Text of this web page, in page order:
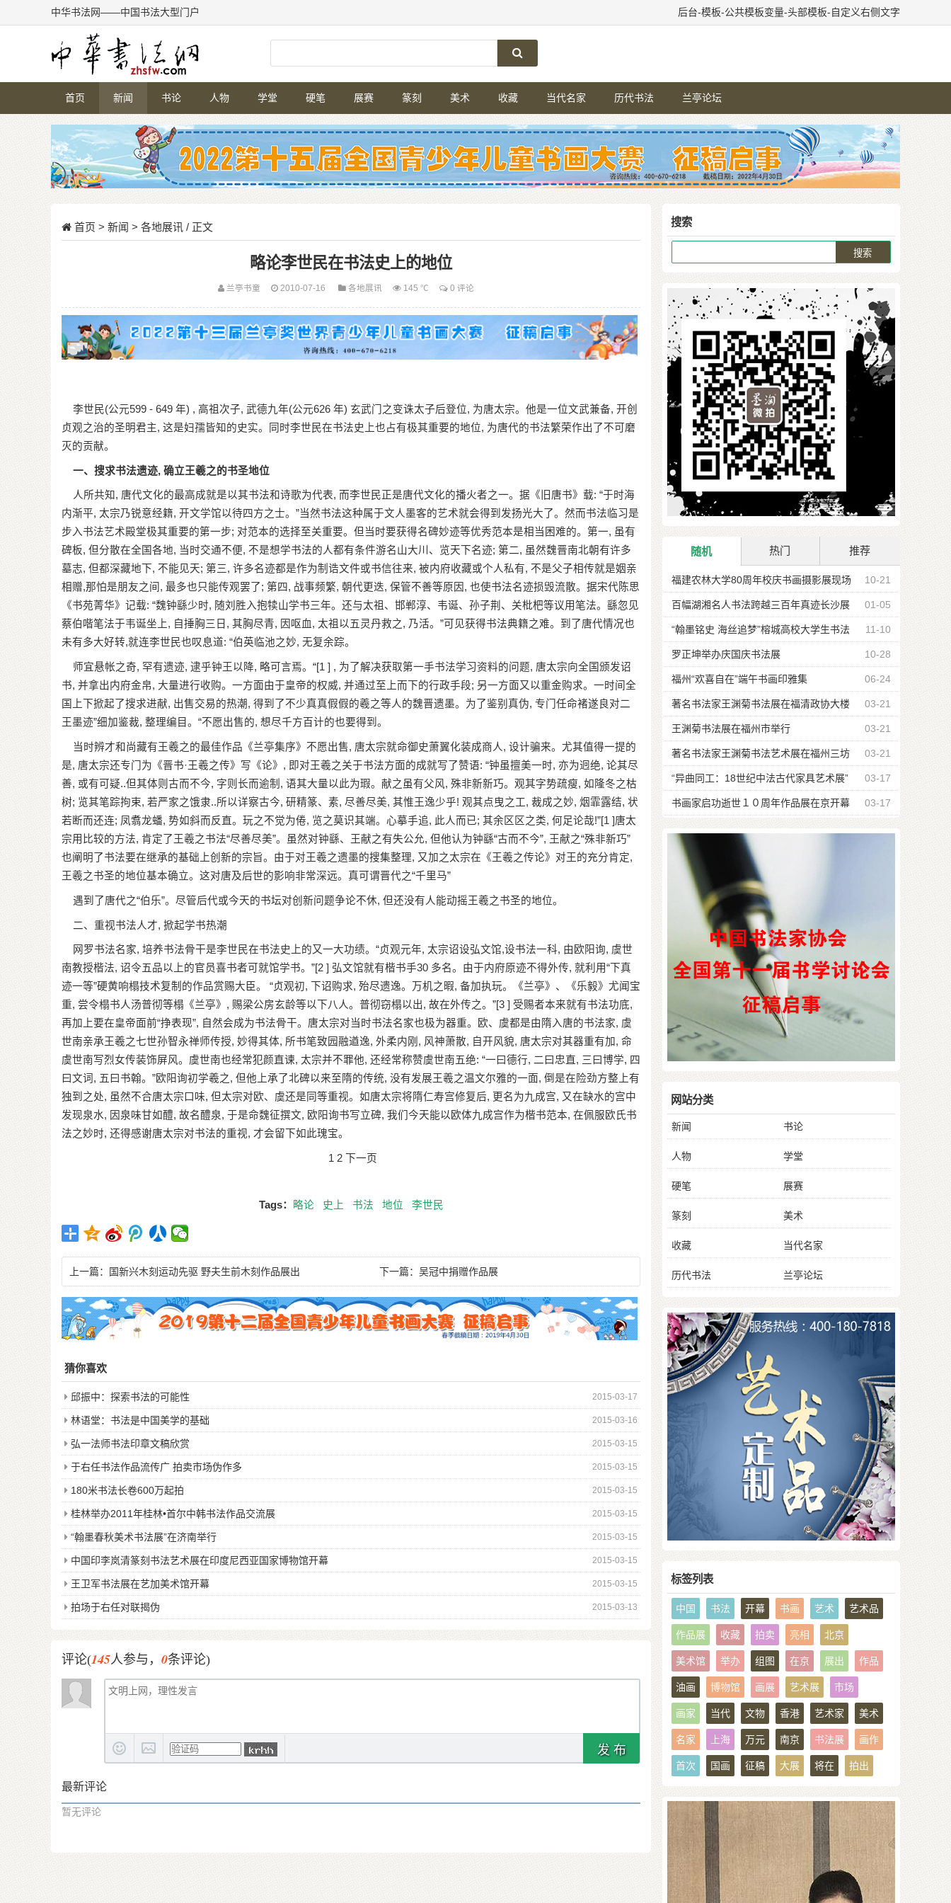
中华书法网——中国书法大型门户 后台-模板-公共模板变量-头部模板-自定义右侧文字
首页 新闻 书论 人物 学堂 硬笔 展赛 篆刻 美术 收藏 当代名家 历代书法 兰亭论坛
首页 > 新闻 > 各地展讯 / 正文
略论李世民在书法史上的地位
兰亭书童 2010-07-16 各地展讯 145 ℃ 0 评论
李世民(公元599 - 649 年) , 高祖次子, 武德九年(公元626 年) 玄武门之变诛太子后登位, 为唐太宗。他是一位文武兼备, 开创
贞观之治的圣明君主, 这是妇孺皆知的史实。同时李世民在书法史上也占有极其重要的地位, 为唐代的书法繁荣作出了不可磨
灭的贡献。
一、搜求书法遗迹, 确立王羲之的书圣地位
人所共知, 唐代文化的最高成就是以其书法和诗歌为代表, 而李世民正是唐代文化的播火者之一。据《旧唐书》载: “于时海
内渐平, 太宗乃锐意经籍, 开文学馆以待四方之士。”当然书法这种属于文人墨客的艺术就会得到发扬光大了。然而书法临习是
步入书法艺术殿堂极其重要的第一步; 对范本的选择至关重要。但当时要获得名碑妙迹等优秀范本是相当困难的。第一, 虽有
碑板, 但分散在全国各地, 当时交通不便, 不是想学书法的人都有条件游名山大川、览天下名迹; 第二, 虽然魏晋南北朝有许多
墓志, 但都深藏地下, 不能见天; 第三, 许多名迹都是作为制诰文件或书信往来, 被内府收藏或个人私有, 不是父子相传就是姻亲
相赠,那怕是朋友之间, 最多也只能传观罢了; 第四, 战事频繁, 朝代更迭, 保管不善等原因, 也使书法名迹损毁流散。据宋代陈思
《书苑菁华》记载: “魏钟繇少时, 随刘胜入抱犊山学书三年。还与太祖、邯郸淳、韦诞、孙子荆、关枇杷等议用笔法。繇忽见
蔡伯喈笔法于韦诞坐上, 自捶胸三日, 其胸尽青, 因呕血, 太祖以五灵丹救之, 乃活。”可见获得书法典籍之难。到了唐代情况也
未有多大好转,就连李世民也叹息道: “伯英临池之妙, 无复余踪。
师宜悬帐之奇, 罕有遗迹, 逮乎钟王以降, 略可言焉。“[1 ] , 为了解决获取第一手书法学习资料的问题, 唐太宗向全国颁发诏
书, 并拿出内府金帛, 大量进行收购。一方面由于皇帝的权威, 并通过至上而下的行政手段; 另一方面又以重金购求。一时间全
国上下掀起了搜求进献, 出售交易的热潮, 得到了不少真真假假的羲之等人的魏晋遗墨。为了鉴别真伪, 专门任命褚遂良对二
王墨迹”细加鉴裁, 整理编目。“不愿出售的, 想尽千方百计的也要得到。
当时辨才和尚藏有王羲之的最佳作品《兰亭集序》不愿出售, 唐太宗就命御史萧翼化装成商人, 设计骗来。尤其值得一提的
是, 唐太宗还专门为《晋书·王羲之传》写《论》, 即对王羲之关于书法方面的成就写了赞语: “钟虽擅美一时, 亦为迥绝, 论其尽
善, 或有可疑..但其体则古而不今, 字则长而逾制, 语其大量以此为瑕。献之虽有父风, 殊非新新巧。观其字势疏瘦, 如隆冬之枯
树; 览其笔踪拘束, 若严家之饿隶..所以详察古今, 研精篆、素, 尽善尽美, 其惟王逸少乎! 观其点曳之工, 裁成之妙, 烟霏露结, 状
若断而还连; 凤翥龙蟠, 势如斜而反直。玩之不觉为倦, 览之莫识其端。心摹手追, 此人而已; 其余区区之类, 何足论哉!”[1 ]唐太
宗用比较的方法, 肯定了王羲之书法“尽善尽美”。虽然对钟繇、王献之有失公允, 但他认为钟繇“古而不今”, 王献之“殊非新巧”
也阐明了书法要在继承的基础上创新的宗旨。由于对王羲之遗墨的搜集整理, 又加之太宗在《王羲之传论》对王的充分肯定,
王羲之书圣的地位基本确立。这对唐及后世的影响非常深远。真可谓晋代之“千里马”
遇到了唐代之“伯乐”。尽管后代或今天的书坛对创新问题争论不休, 但还没有人能动摇王羲之书圣的地位。
二、重视书法人才, 掀起学书热潮
网罗书法名家, 培养书法骨干是李世民在书法史上的又一大功绩。“贞观元年, 太宗诏设弘文馆,设书法一科, 由欧阳询, 虞世
南教授楷法, 诏令五品以上的官员喜书者可就馆学书。”[2 ] 弘文馆就有楷书手30 多名。由于内府原迹不得外传, 就利用“下真
迹一等”硬黄响榻技术复制的作品赏赐大臣。 “贞观初, 下诏购求, 殆尽遗逸。万机之暇, 备加执玩。《兰亭》、《乐毅》尤闻宝
重, 尝令榻书人汤普彻等榻《兰亭》, 赐梁公房玄龄等以下八人。普彻窃榻以出, 故在外传之。”[3 ] 受赐者本来就有书法功底,
再加上要在皇帝面前“挣表现”, 自然会成为书法骨干。唐太宗对当时书法名家也极为器重。欧、虞都是由隋入唐的书法家, 虞
世南亲承王羲之七世孙智永禅师传授, 妙得其体, 所书笔致园融遒逸, 外柔内刚, 风神萧散, 自开风貌, 唐太宗对其器重有加, 命
虞世南写烈女传装饰屏风。虞世南也经常犯颜直谏, 太宗并不罪他, 还经常称赞虞世南五绝: “一曰德行, 二曰忠直, 三曰博学, 四
曰文词, 五曰书翰。”欧阳询初学羲之, 但他上承了北碑以来至隋的传统, 没有发展王羲之温文尔雅的一面, 倒是在险劲方整上有
独到之处, 虽然不合唐太宗口味, 但太宗对欧、虞还是同等重视。如唐太宗将隋仁寿宫修复后, 更名为九成宫, 又在缺水的宫中
发现泉水, 因泉味甘如醴, 故名醴泉, 于是命魏征撰文, 欧阳询书写立碑, 我们今天能以欧体九成宫作为楷书范本, 在佩服欧氏书
法之妙时, 还得感谢唐太宗对书法的重视, 才会留下如此瑰宝。
12 下一页
Tags： 略论 史上 书法 地位 李世民
上一篇： 国新兴木刻运动先驱 野夫生前木刻作品展出 下一篇：吴冠中捐赠作品展
猜你喜欢
2015-03-17
邱振中：探索书法的可能性
2015-03-16
林语堂：书法是中国美学的基础
2015-03-15
弘一法师书法印章文稿欣赏
2015-03-15
于右任书法作品流传广 拍卖市场伪作多
2015-03-15
180米书法长卷600万起拍
2015-03-15
桂林举办2011年桂林•首尔中韩书法作品交流展
2015-03-15
“翰墨春秋美术书法展”在济南举行
2015-03-15
中国印李岚清篆刻书法艺术展在印度尼西亚国家博物馆开幕
2015-03-15
王卫军书法展在艺加美术馆开幕
2015-03-13
拍场于右任对联揭伪
评论(145人参与， 0条评论)
发 布
最新评论
暂无评论
搜索
随机 热门 推荐
10-21
福建农林大学80周年校庆书画摄影展现场
（多图） 01-05
百幅湖湘名人书法跨越三百年真迹长沙展
出 11-10
“翰墨铭史 海丝追梦”榕城高校大学生书法
篆刻作品展纪事 10-28
罗正坤举办庆国庆书法展
06-24
福州“欢喜自在”端午书画印雅集
03-21
著名书法家王渊菊书法展在福清政协大楼
举行 03-21
王渊菊书法展在福州市举行
03-21
著名书法家王渊菊书法艺术展在福州三坊
七巷开展 03-17
“异曲同工：18世纪中法古代家具艺术展”
在港举行 图 03-17
书画家启功逝世１０周年作品展在京开幕
网站分类
新闻 书论
人物 学堂
硬笔 展赛
篆刻 美术
收藏 当代名家
历代书法 兰亭论坛
标签列表
中国 书法 开幕 书画 艺术 艺术品
作品展 收藏 拍卖 亮相 北京
美术馆 举办 组图 在京 展出 作品
油画 博物馆 画展 艺术展 市场
画家 当代 文物 香港 艺术家 美术
名家 上海 万元 南京 书法展 画作
首次 国画 征稿 大展 将在 拍出